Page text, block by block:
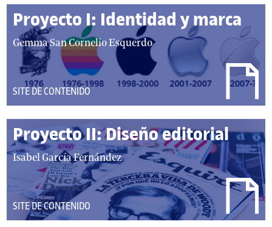
a
u
o
s
Proyecto I: Identidad y marca
a
o
r
/
a
u
t
e
Gemma San Cornelio Esquerdo
DEL
TIPO:
SITE DE CONTENIDO
Proyecto II: Diseño editorial
a
t
o
r
Isabel García Fernández
DEL
TIPO:
SITE DE CONTENIDO